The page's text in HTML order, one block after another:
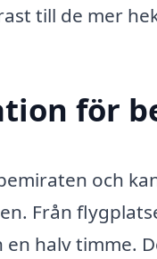
till de mer
för
och
Från
en halv timme.